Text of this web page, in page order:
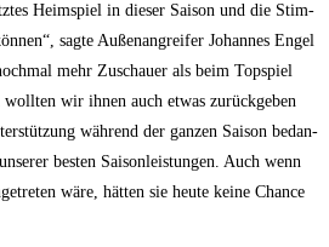
Heim­spiel in die­ser Sai­son und die Stim­
sag­te Außen­an­grei­fer Johan­nes Engel
mehr Zuschau­er als beim Top­spiel
wir ihnen auch etwas zurück­ge­ben
wäh­rend der gan­zen Sai­son bedan­
bes­ten Sai­son­leis­tun­gen. Auch wenn
wäre, hät­ten sie heu­te kei­ne Chan­ce